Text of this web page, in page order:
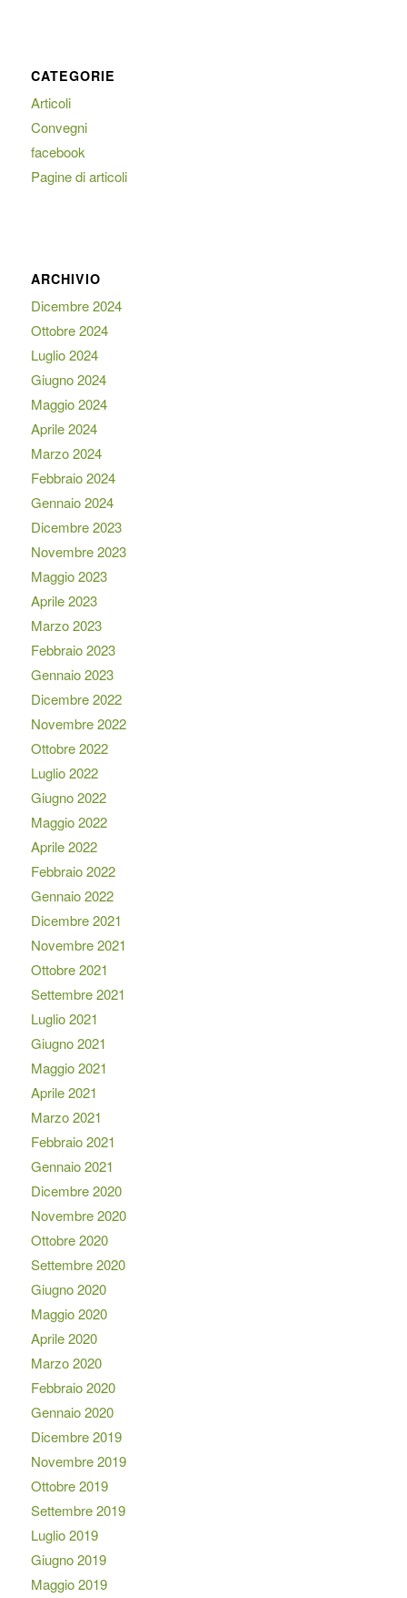
CATEGORIE
Articoli
Convegni
facebook
Pagine di articoli
ARCHIVIO
Dicembre 2024
Ottobre 2024
Luglio 2024
Giugno 2024
Maggio 2024
Aprile 2024
Marzo 2024
Febbraio 2024
Gennaio 2024
Dicembre 2023
Novembre 2023
Maggio 2023
Aprile 2023
Marzo 2023
Febbraio 2023
Gennaio 2023
Dicembre 2022
Novembre 2022
Ottobre 2022
Luglio 2022
Giugno 2022
Maggio 2022
Aprile 2022
Febbraio 2022
Gennaio 2022
Dicembre 2021
Novembre 2021
Ottobre 2021
Settembre 2021
Luglio 2021
Giugno 2021
Maggio 2021
Aprile 2021
Marzo 2021
Febbraio 2021
Gennaio 2021
Dicembre 2020
Novembre 2020
Ottobre 2020
Settembre 2020
Giugno 2020
Maggio 2020
Aprile 2020
Marzo 2020
Febbraio 2020
Gennaio 2020
Dicembre 2019
Novembre 2019
Ottobre 2019
Settembre 2019
Luglio 2019
Giugno 2019
Maggio 2019